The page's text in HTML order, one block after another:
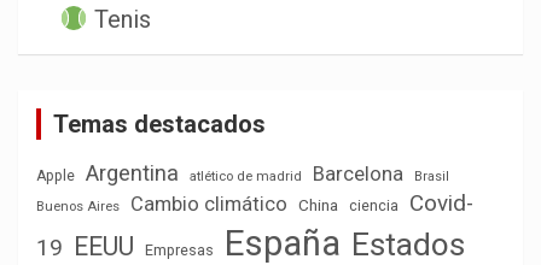
Tenis
Temas destacados
Apple Argentina atlético de madrid Barcelona
Brasil
Buenos Aires
Cambio climático China ciencia
Covid-
19 EEUU Empresas España Estados